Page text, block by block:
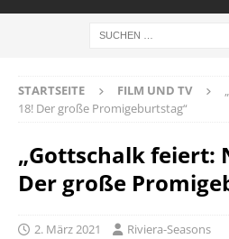
STARTSEITE FILM UND TV
18! Der große Promigeburtstag“
„Gottschalk feiert:
Der große
2. März 2021 Riviera-Seasons